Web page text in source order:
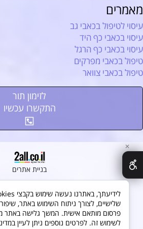
מאמרים
עיסוי לטיפול בכאבי גב
עיסוי בכאבי כף היד
עיסוי בכאבי כף הרגל
טיפול בכאבי מפרקים
טיפול בכאבי צוואר
לזימון תור
התקשרו עכשיו
בניית אתרים
✕
שלישיים, לצורך ניתוח השימוש באתר,
פרסום מותאם אישית. המשך גלישה באתר
לשימוש זה. לפרטים נוספים ניתן לעיין